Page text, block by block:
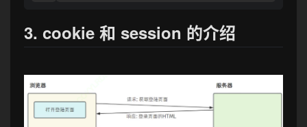
3. cookie 和 session 的介绍